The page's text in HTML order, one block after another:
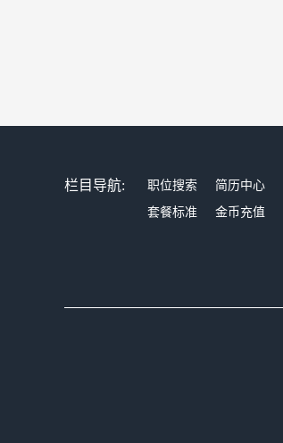
栏目导航: 职位搜索 简历中心
套餐标准
金币充值